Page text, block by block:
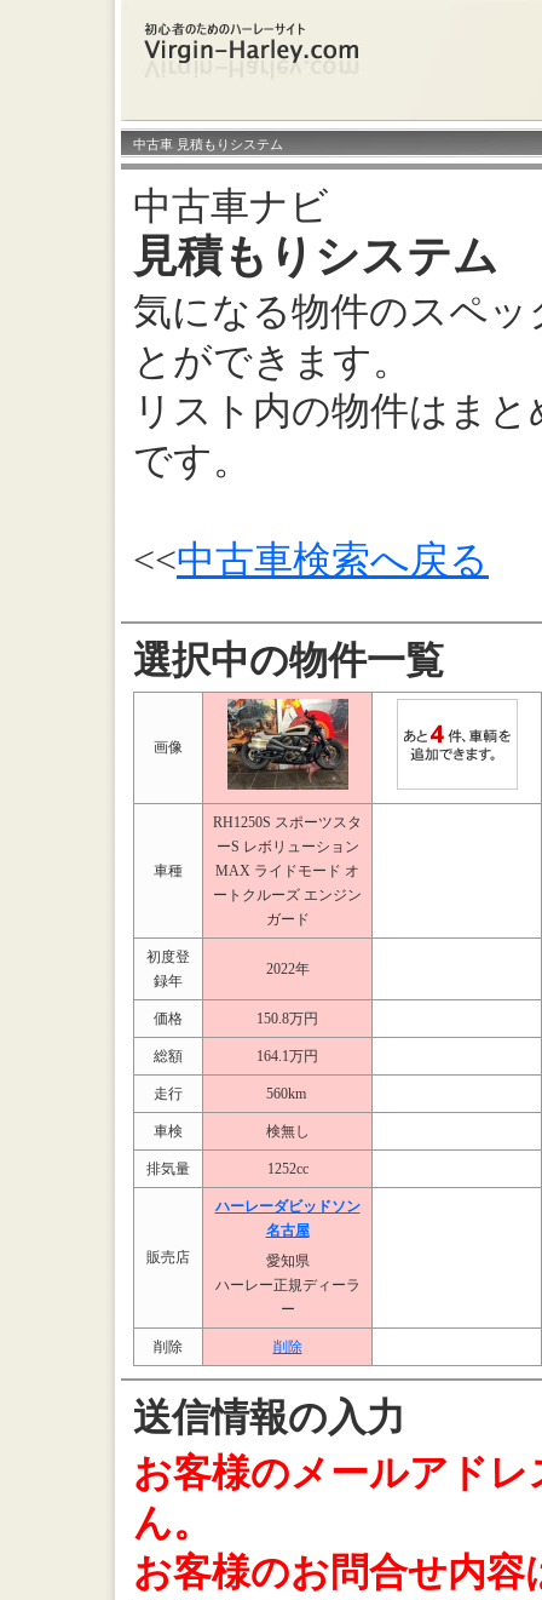
中古車 見積もりシステム
中古車ナビ
見積もりシステム
気になる物件のスペ
とができます。
リスト内の物件はま
です。
<<中古車検索へ戻る
選択中の物件一覧
画像
車種
RH1250S スポーツスタ
ーS レボリューション
MAX ライドモード オ
ートクルーズ エンジン
ガード
初度登
録年
2022年
価格 150.8万円
総額 164.1万円
走行 560km
車検 検無し
排気量 1252cc
販売店
ハーレーダビッドソン
名古屋
愛知県
ハーレー正規ディーラ
ー
削除 削除
送信情報の入力
お客様のメールアド
ん。
お客様のお問合せ内容